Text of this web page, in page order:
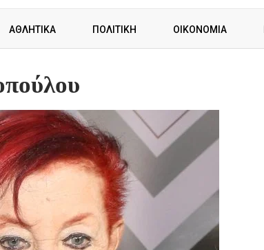
ΑΘΛΗΤΙΚΑ ΠΟΛΙΤΙΚΗ ΟΙΚΟΝΟΜΙΑ